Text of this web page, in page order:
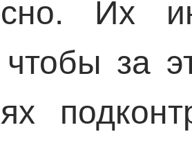
Их
за